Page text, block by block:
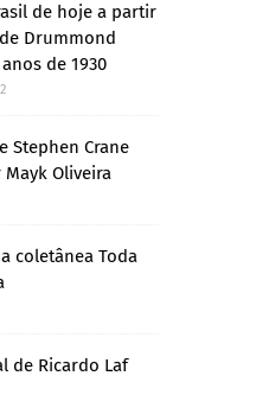
de hoje a partir
Drummond
de 1930
Stephen Crane
Oliveira
coletânea Toda
de Ricardo Laf